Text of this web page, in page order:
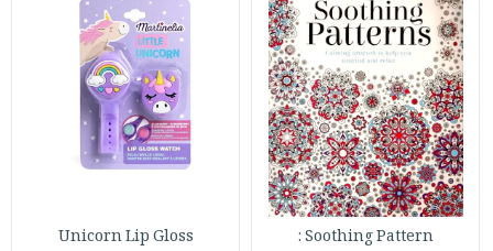
Soothing Pattern :
Unicorn Lip Gloss